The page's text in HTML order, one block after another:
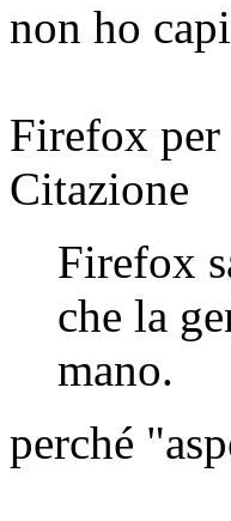
non ho
Firefox
Citazione
Firefox
che la
mano.
perché